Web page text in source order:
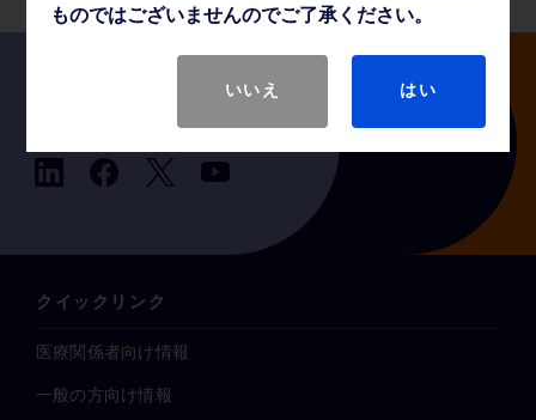
クイックリンク
医療関係者向け情報
一般の方向け情報
ものではございませんのでご了承ください。
いいえ はい